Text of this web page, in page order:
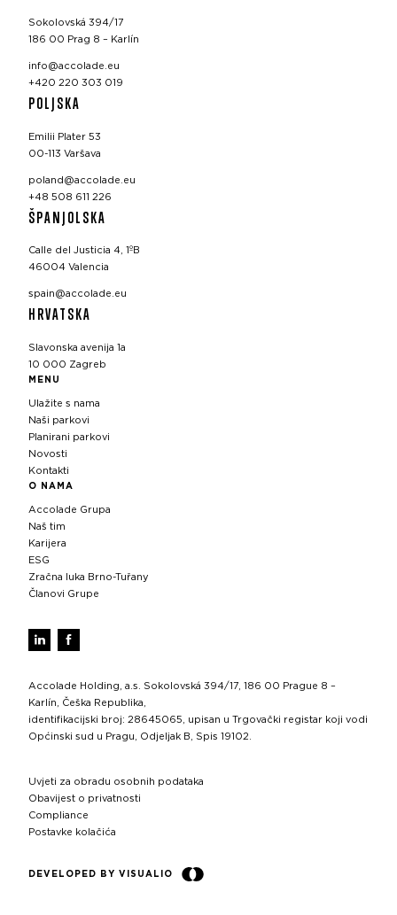
Sokolovská 394/17
186 00 Prag 8 – Karlín
info@accolade.eu
+420 220 303 019
POLJSKA
Emilii Plater 53
00-113 Varšava
poland@accolade.eu
+48 508 611 226
ŠPANJOLSKA
Calle del Justicia 4, 1ºB
46004 Valencia
spain@accolade.eu
HRVATSKA
Slavonska avenija 1a
10 000 Zagreb
MENU
Ulažite s nama
Naši parkovi
Planirani parkovi
Novosti
Kontakti
O NAMA
Accolade Grupa
Naš tim
Karijera
ESG
Zračna luka Brno-Tuřany
Članovi Grupe
Accolade Holding, a.s. Sokolovská 394/17, 186 00 Prague 8 –
Karlín, Češka Republika,
identifikacijski broj: 28645065, upisan u Trgovački registar koji vodi
Općinski sud u Pragu, Odjeljak B, Spis 19102.
Uvjeti za obradu osobnih podataka
Obavijest o privatnosti
Compliance
Postavke kolačića
DEVELOPED BY VISUALIO